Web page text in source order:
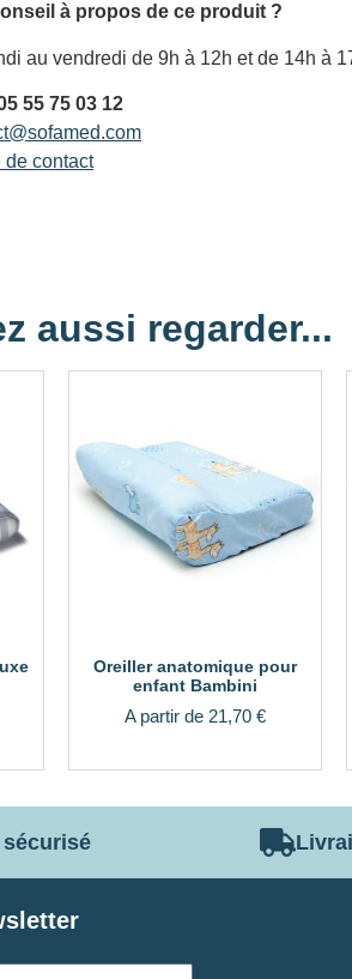
à propos de ce produit ?
au vendredi de 9h à 12h et de 14h à
55 75 03 12
de contact
aussi regarder...
Oreiller anatomique pour
enfant Bambini
A partir de 21,70 €
sécurisé